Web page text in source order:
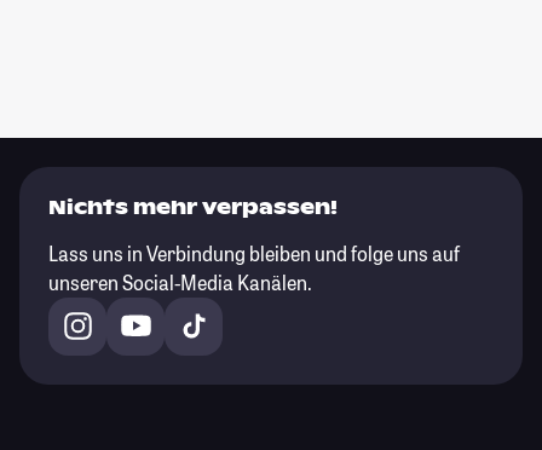
Nichts mehr verpassen!
Lass uns in Verbindung bleiben und folge uns auf
unseren Social-Media Kanälen.